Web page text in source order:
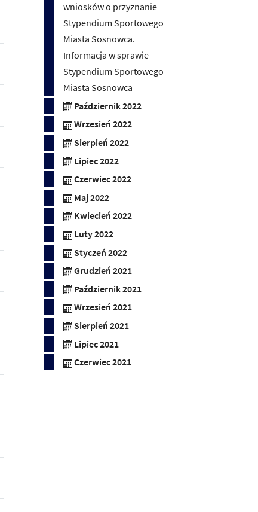
wniosków o przyznanie
Stypendium Sportowego
Miasta Sosnowca.
Informacja w sprawie
Stypendium Sportowego
Miasta Sosnowca
Październik 2022
Wrzesień 2022
Sierpień 2022
Lipiec 2022
Czerwiec 2022
Maj 2022
Kwiecień 2022
Luty 2022
Styczeń 2022
Grudzień 2021
Październik 2021
Wrzesień 2021
Sierpień 2021
Lipiec 2021
Czerwiec 2021